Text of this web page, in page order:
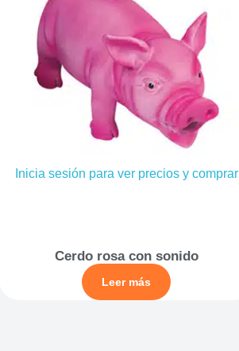
Inicia sesión para ver precios y comprar
Cerdo rosa con sonido
Leer más